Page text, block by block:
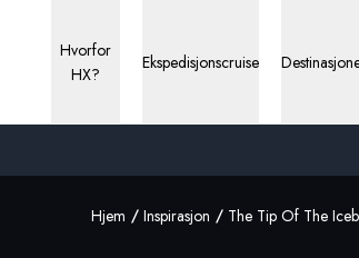
Hvorfor
HX?
Ekspedisjonscruise
Hjem Inspirasjon The Tip Of The